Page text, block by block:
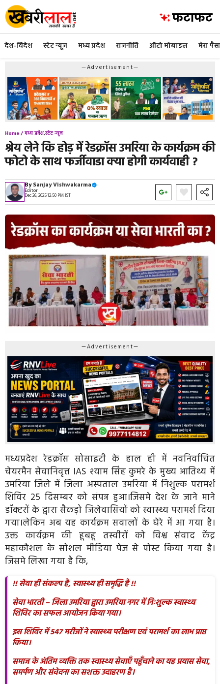
Skip
to
content
देश-विदेश स्टेट न्यूज मध्य प्रदेश राजनीति ऑटो मोबाइल मेरा
—Advertisement—
Home /मध्य प्रदेश,स्टेट न्यूज
श्रेय लेने कि होड़ में रेडक्रॉस उमरिया के कार्यक्रम की
फोटो के साथ फर्जीवाडा क्या होगी कार्यवाही ?
BySanjay Vishwakarma
Editor
Dec 26, 2025 12:50 PM IST
—Advertisement—
मध्यप्रदेश रेडक्रॉस सोसाइटी के हाल ही में नवनिर्वाचित
चेयरमैन सेवानिवृत्त IAS श्याम सिंह कुमरे के मुख्य आतिथ्य में
उमरिया जिले में जिला अस्पताल उमरिया में निशुल्क परामर्श
शिविर 25 दिसम्बर को संपन्न हुआ।जिसमे देश के जाने माने
डॉक्टरों के द्वारा सैकड़ो जिलेवासियों को स्वास्थ्य परामर्श दिया
गया।लेकिन अब यह कार्यक्रम सवालों के घेरे में आ गया है।
उक्त कार्यक्रम की हूबहू तस्वीरों को विश्व संवाद केंद्र
महाकौशल के सोशल मीडिया पेज से पोस्ट किया गया है।
जिसमे लिखा गया है कि,
!! सेवा ही संकल्प है, स्वास्थ्य ही समृद्धि है !!
सेवा भारती – जिला उमरिया द्वारा उमरिया नगर में निःशुल्क स्वास्थ्य
शिविर का सफल आयोजन किया गया।
इस शिविर में 547 मरीजों ने स्वास्थ्य परीक्षण एवं परामर्श का लाभ प्राप्त
किया।
समाज के अंतिम व्यक्ति तक स्वास्थ्य सेवाएँ पहुँचाने का यह प्रयास सेवा,
समर्पण और संवेदना का सशक्त उदाहरण है।